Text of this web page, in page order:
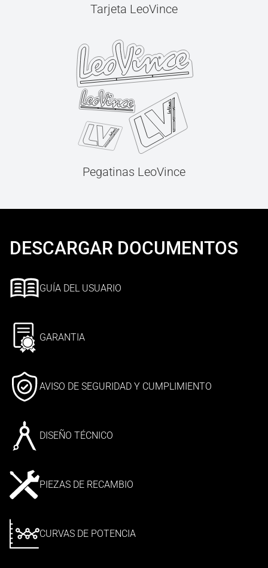
Tarjeta LeoVince
Pegatinas LeoVince
DESCARGAR DOCUMENTOS
GUÍA DEL USUARIO
GARANTIA
AVISO DE SEGURIDAD Y CUMPLIMIENTO
DISEÑO TÉCNICO
PIEZAS DE RECAMBIO
CURVAS DE POTENCIA